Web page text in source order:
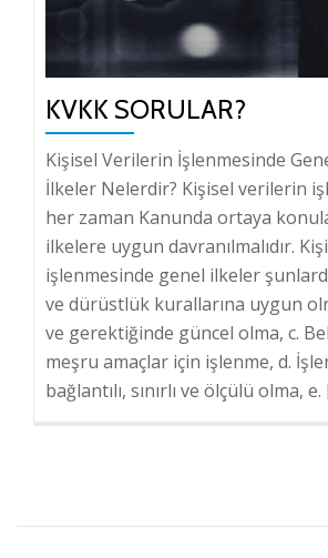
KVKK SORULAR?
Kişisel Verilerin İşlenmesinde
İlkeler Nelerdir? Kişisel verilerin
her zaman Kanunda ortaya
ilkelere uygun davranılmalıdır.
işlenmesinde genel ilkeler
ve dürüstlük kurallarına uygun
ve gerektiğinde güncel olma, c.
meşru amaçlar için işlenme, d.
bağlantılı, sınırlı ve ölçülü olma,